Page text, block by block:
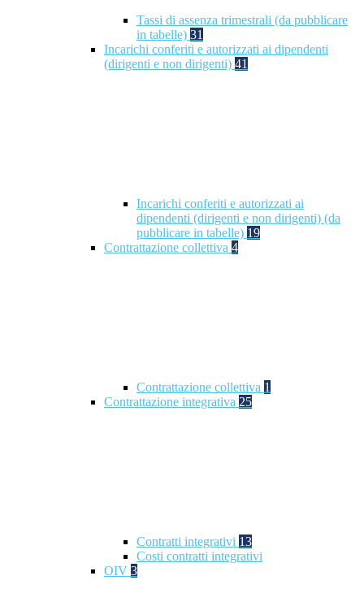
Tassi di assenza trimestrali (da pubblicare
in tabelle) 31
Incarichi conferiti e autorizzati ai dipendenti
(dirigenti e non dirigenti) 41
Incarichi conferiti e autorizzati ai
dipendenti (dirigenti e non dirigenti) (da
pubblicare in tabelle) 19
Contrattazione collettiva 4
Contrattazione collettiva 1
Contrattazione integrativa 25
Contratti integrativi 13
Costi contratti integrativi
OIV 3